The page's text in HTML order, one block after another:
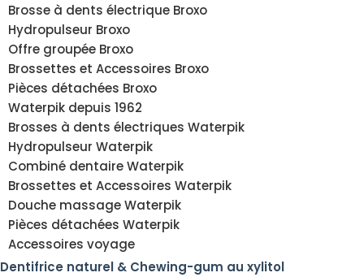
Brosse à dents électrique Broxo
Hydropulseur Broxo
Offre groupée Broxo
Brossettes et Accessoires Broxo
Pièces détachées Broxo
Waterpik depuis 1962
Brosses à dents électriques Waterpik
Hydropulseur Waterpik
Combiné dentaire Waterpik
Brossettes et Accessoires Waterpik
Douche massage Waterpik
Pièces détachées Waterpik
Accessoires voyage
Dentifrice naturel & Chewing-gum au xylitol